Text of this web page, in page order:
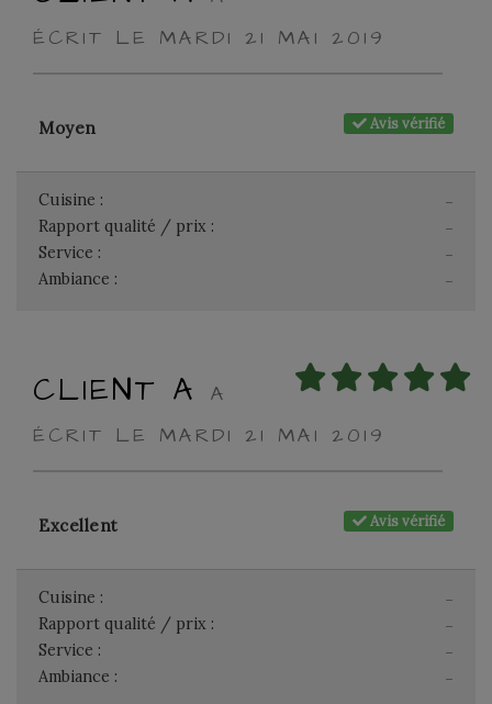
ÉCRIT LE MARDI 21 MAI 2019
Avis vérifié
Moyen
-
Cuisine :
-
Rapport qualité / prix :
-
Service :
-
Ambiance :
CLIENT A
A
ÉCRIT LE MARDI 21 MAI 2019
Avis vérifié
Excellent
-
Cuisine :
-
Rapport qualité / prix :
-
Service :
-
Ambiance :